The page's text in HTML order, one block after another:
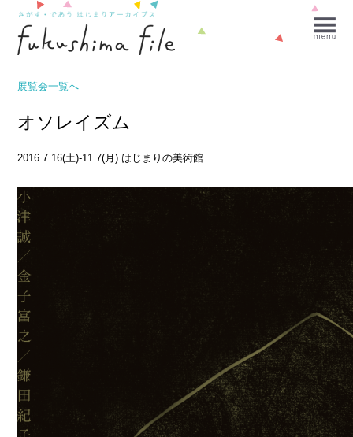
展覧会一覧へ
オソレイズム
2016.7.16(土)-11.7(月)はじまりの美術館